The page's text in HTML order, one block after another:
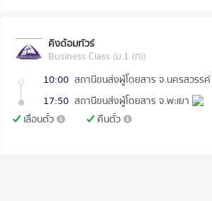
คิงด้อมทัวร์
Business Class (ม.1 (ก))
10:00 สถานีขนส่งผู้โดยสาร จ.นครสวรรค์
17:50 สถานีขนส่งผู้โดยสาร จ.พะเยา
เลื่อนตั๋ว
คืนตั๋ว